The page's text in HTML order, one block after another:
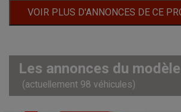
VOIR PLUS D'ANNONCES DE CE
Les annonces du
(actuellement 98 véhicules)